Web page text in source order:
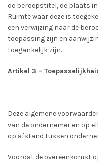
de beroepstitel, de plaats
Ruimte waar deze is
een verwijzing naar de
toepassing zijn en
toegankelijk zijn.
Artikel 3 –
Deze algemene
van de ondernemer en op
op afstand tussen
Voordat de overeenkomst